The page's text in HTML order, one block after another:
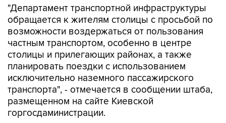
"Департамент транспортной инфраструктуры
обращается к жителям столицы с просьбой по
возможности воздержаться от пользования
частным транспортом, особенно в центре
столицы и прилегающих районах, а также
планировать поездки с использованием
исключительно наземного пассажирского
транспорта", - отмечается в сообщении штаба,
размещенном на сайте Киевской
горгосдаминистрации.